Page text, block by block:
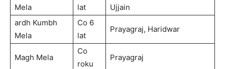
Mela
lat
Ujjain
ardh Kumbh
Mela
Co 6
lat
Prayagraj, Haridwar
Magh Mela
Co
roku
Prayagraj